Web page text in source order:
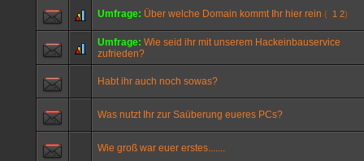
Umfrage: Über welche Domain kommt Ihr hier rein ( 1 2)
Umfrage: Wie seid ihr mit unserem Hackeinbauservice
zufrieden?
Habt ihr auch noch sowas?
Was nutzt Ihr zur Saüberung eueres PCs?
Wie groß war euer erstes.......